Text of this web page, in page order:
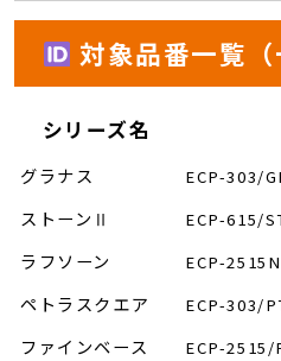
対象品番一覧（
シリーズ名
グラナス ECP-303/
ストーンⅡ ECP-615/
ラフソーン ECP-
ペトラスクエア ECP-303/
ファインベース ECP-